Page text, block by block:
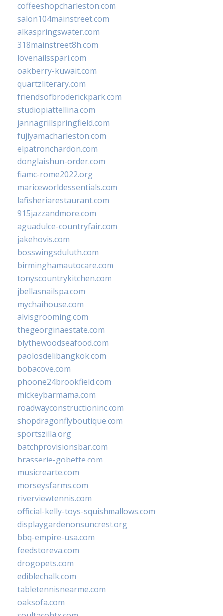
coffeeshopcharleston.com
salon104mainstreet.com
alkaspringswater.com
318mainstreet8h.com
lovenailsspari.com
oakberry-kuwait.com
quartzliterary.com
friendsofbroderickpark.com
studiopiattellina.com
jannagrillspringfield.com
fujiyamacharleston.com
elpatronchardon.com
donglaishun-order.com
fiamc-rome2022.org
mariceworldessentials.com
lafisheriarestaurant.com
915jazzandmore.com
aguadulce-countryfair.com
jakehovis.com
bosswingsduluth.com
birminghamautocare.com
tonyscountrykitchen.com
jbellasnailspa.com
mychaihouse.com
alvisgrooming.com
thegeorginaestate.com
blythewoodseafood.com
paolosdelibangkok.com
bobacove.com
phoone24brookfield.com
mickeybarmama.com
roadwayconstructioninc.com
shopdragonflyboutique.com
sportszilla.org
batchprovisionsbar.com
brasserie-gobette.com
musicrearte.com
morseysfarms.com
riverviewtennis.com
official-kelly-toys-squishmallows.com
displaygardenonsuncrest.org
bbq-empire-usa.com
feedstoreva.com
drogopets.com
ediblechalk.com
tabletennisnearme.com
oaksofa.com